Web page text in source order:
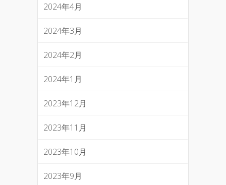
2024年4月
2024年3月
2024年2月
2024年1月
2023年12月
2023年11月
2023年10月
2023年9月